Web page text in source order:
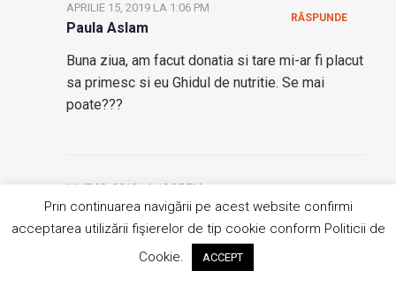
Paula Aslam
APRILIE 15, 2019 LA 1:06 PM
Buna ziua, am facut donatia si tare mi-ar fi placut
sa primesc si eu Ghidul de nutritie. Se mai
poate???
RĂSPUNDE
Cristea Doina
IULIE 23, 2019 LA 10:35 PM
Buna seara, si eu imi doresc Ghidul de nutritie.
Nu am primit-o inca. Multumesc.
Prin continuarea navigării pe acest website confirmi
acceptarea utilizării fişierelor de tip cookie conform Politicii de
Cookie.
ACCEPT